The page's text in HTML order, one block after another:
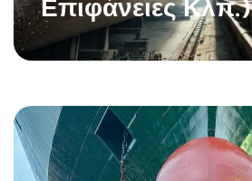
Επιφάνειες Κλπ.)